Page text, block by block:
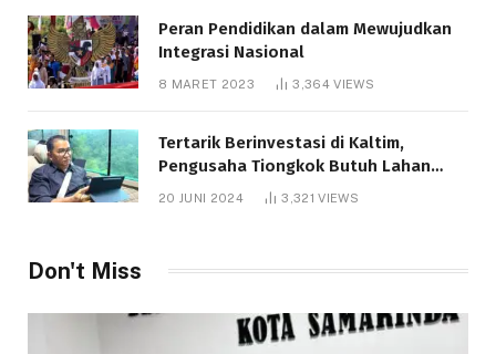
Peran Pendidikan dalam Mewujudkan
Integrasi Nasional
8 MARET 2023 3,364VIEWS
Tertarik Berinvestasi di Kaltim,
Pengusaha Tiongkok Butuh Lahan
1.000 Hektare
20 JUNI 2024 3,321VIEWS
Don't Miss